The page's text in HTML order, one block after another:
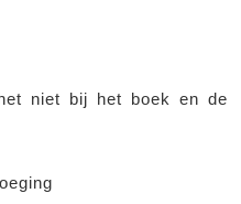
niet bij het boek en de